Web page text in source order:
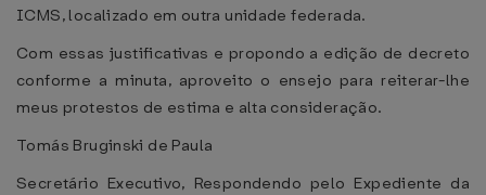
ICMS, localizado em outra unidade federada.
Com essas justificativas e propondo a edição de decreto
conforme a minuta, aproveito o ensejo para reiterar-lhe
meus protestos de estima e alta consideração.
Tomás Bruginski de Paula
Secretário Executivo, Respondendo pelo Expediente da